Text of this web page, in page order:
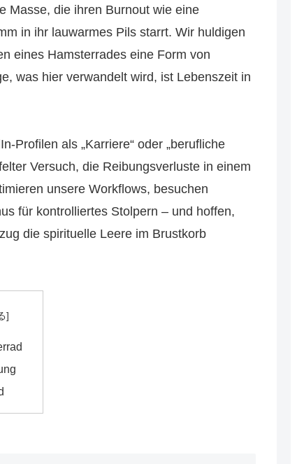
Masse, die ihren Burnout wie eine
in ihr lauwarmes Pils starrt. Wir huldigen
eines Hamsterrades eine Form von
was hier verwandelt wird, ist Lebenszeit in
Profilen als „Karriere“ oder „berufliche
Versuch, die Reibungsverluste in einem
unsere Workflows, besuchen
für kontrolliertes Stolpern – und hoffen,
die spirituelle Leere im Brustkorb